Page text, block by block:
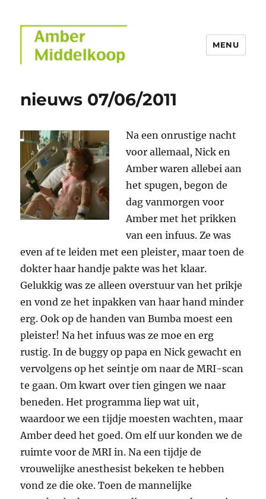
MENU
nieuws 07/06/2011
Na een onrustige nacht
voor allemaal, Nick en
Amber waren allebei aan
het spugen, begon de
dag vanmorgen voor
Amber met het prikken
van een infuus. Ze was
even af te leiden met een pleister, maar toen de
dokter haar handje pakte was het klaar.
Gelukkig was ze alleen overstuur van het prikje
en vond ze het inpakken van haar hand minder
erg. Ook op de handen van Bumba moest een
pleister! Na het infuus was ze moe en erg
rustig. In de buggy op papa en Nick gewacht en
vervolgens op het seintje om naar de MRI-scan
te gaan. Om kwart over tien gingen we naar
beneden. Het programma liep wat uit,
waardoor we een tijdje moesten wachten, maar
Amber deed het goed. Om elf uur konden we de
ruimte voor de MRI in. Na een tijdje de
vrouwelijke anesthesist bekeken te hebben
vond ze die oke. Toen de mannelijke